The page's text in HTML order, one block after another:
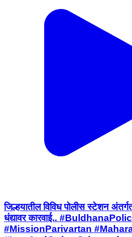
जिल्हयातील विविध पोलीस स्टेशन
धंद्यावर कारवाई..
#MissionParivartan